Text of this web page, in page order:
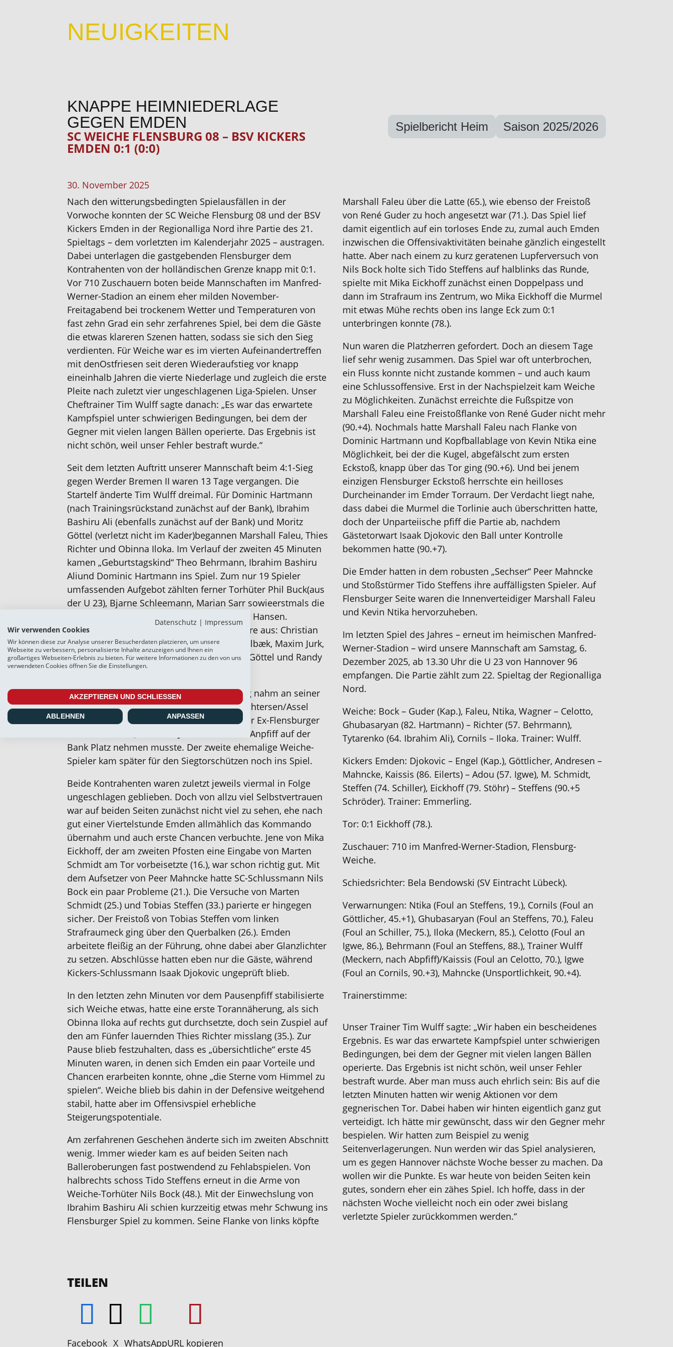
NEUIGKEITEN
KNAPPE HEIMNIEDERLAGE
GEGEN EMDEN
SC WEICHE FLENSBURG 08 – BSV KICKERS
EMDEN 0:1 (0:0)
Spielbericht Heim Saison 2025/2026
30. November 2025
Nach den witterungsbedingten Spielausfällen in der
Vorwoche konnten der SC Weiche Flensburg 08 und der BSV
Kickers Emden in der Regionalliga Nord ihre Partie des 21.
Spieltags– dem vorletzten im Kalenderjahr 2025 – austragen.
Dabei unterlagen die gastgebenden Flensburger dem
Kontrahenten von der holländischen Grenze knapp mit 0:1.
Vor710Zuschauern boten beide Mannschaften im Manfred-
Werner-Stadion an einem eher milden November-
Freitagabend beitrockenem Wetter und Temperaturen von
fast zehn Grad ein sehr zerfahrenes Spiel, bei dem die Gäste
die etwas klareren Szenen hatten, sodass sie sich den Sieg
verdienten. Für Weiche war es im vierten Aufeinandertreffen
mit denOstfriesen seit deren Wiederaufstieg vor knapp
eineinhalb Jahren die vierte Niederlage und zugleich die erste
Pleite nach zuletzt vier ungeschlagenen Liga-Spielen. Unser
Cheftrainer Tim Wulffsagte danach: „Es war das erwartete
Kampfspiel unter schwierigen Bedingungen, bei dem der
Gegner mit vielen langen Bällen operierte. Das Ergebnis ist
nicht schön, weil unser Fehler bestraft wurde.“
Seit dem letzten Auftritt unserer Mannschaft beim 4:1-Sieg
gegen Werder Bremen II waren 13 Tage vergangen. Die
Startelf änderte Tim Wulff dreimal. Für Dominic Hartmann
(nach Trainingsrückstandzunächst auf der Bank), Ibrahim
Bashiru Ali (ebenfallszunächst auf der Bank) und Moritz
Göttel (verletzt nicht im Kader)begannen Marshall Faleu, Thies
Richter und Obinna Iloka. Im Verlauf der zweiten 45 Minuten
kamen„Geburtstagskind“Theo Behrmann, Ibrahim Bashiru
Aliund Dominic Hartmann ins Spiel.Zum nur 19 Spieler
umfassendenAufgebot zählten ferner Torhüter Phil Buck(aus
der U 23), Bjarne Schleemann, Marian Sarr sowieerstmals die
beiden A-Junioren Hassan Jaber und Joshua Hansen.
Verletzungsbedingt fielen
gleich neun Akteure aus: Christian
Rust, Uchechi Duru, Torben Marten, Albæk, Maxim Jurk,
Sandro Plechaty,Alexander Laukart,Moritz Göttel und Randy
Gyamenah.
Emdens Verantwortlicher StefanEmmerling nahm an seiner
Anfangselfnach dem 2:2-Remis gegen Drochtersen/Assel
keine
nderungen vor.Damit begann der Ex-Flensburger
Marten Schmidt, während Julian Stöhr zum Anpfiff auf der
Bank Platz nehmen musste. Derzweite ehemalige Weiche-
Spieler kam später für den Siegtorschützen noch ins Spiel.
Beide Kontrahenten waren zuletzt jeweils viermal in Folge
ungeschlagen geblieben. Doch von allzu viel Selbstvertrauen
war auf beiden Seiten zunächst nicht viel zu sehen, ehe nach
gut einer Viertelstunde Emden allmählich das Kommando
übernahm und auch erste Chancen verbuchte. Jene von Mika
Eickhoff, der am zweiten Pfosten eine Eingabevon Marten
Schmidt am Tor vorbeisetzte (16.), war schon richtig gut. Mit
dem Aufsetzer von Peer Mahncke hatte SC-Schlussmann Nils
Bock ein paar Probleme (21.). Die Versuche von Marten
Schmidt (25.) und Tobias Steffen (33.) parierte er hingegen
sicher. Der Freistoß von Tobias Steffen vom linken
Strafraumeck ging über den Querbalken (26.). Emden
arbeitete fleißig an der Führung, ohne dabei aber Glanzlichter
zu setzen. Abschlüsse hatten eben nur die Gäste, während
Kickers-Schlussmann Isaak Djokovic ungeprüft blieb.
In den letzten zehn Minuten vor dem Pausenpfiff stabilisierte
sich Weiche etwas, hatte eine erste Torannäherung, als sich
Obinna Iloka auf rechts gut durchsetzte, doch sein Zuspiel auf
den am Fünfer lauernden Thies Richter misslang (35.). Zur
Pause blieb festzuhalten, dass es „übersichtliche“ erste 45
Minuten waren, in denen sich Emden ein paar Vorteile und
Chancen erarbeiten konnte, ohne „die Sterne vom Himmel zu
spielen“. Weiche blieb bis dahin in der Defensive weitgehend
stabil, hatte aber im Offensivspiel erhebliche
Steigerungspotentiale.
Am zerfahrenen Geschehen änderte sich im zweiten Abschnitt
wenig. Immer wieder kam es auf beiden Seiten nach
Balleroberungen fast postwendend zu Fehlabspielen. Von
halbrechts schoss Tido Steffens erneut in die Arme von
Weiche-Torhüter Nils Bock (48.). Mit der Einwechslung von
Ibrahim Bashiru Ali schien kurzzeitig etwas mehr Schwung ins
Flensburger Spiel zu kommen. Seine Flanke von links köpfte
Marshall Faleu über die Latte (65.), wie ebenso der Freistoß
von René Guder zu hoch angesetzt war (71.). Das Spiel lief
damit eigentlich auf ein torloses Ende zu, zumal auch Emden
inzwischen die Offensivaktivitäten beinahe gänzlich eingestellt
hatte. Aber nach einem zu kurz geratenen Lupferversuch von
Nils Bock holte sich Tido Steffens auf halblinks das Runde,
spielte mit Mika Eickhoff zunächst einen Doppelpass und
dann im Strafraum ins Zentrum, wo Mika Eickhoff die Murmel
mit etwas Mühe rechts oben ins lange Eck zum 0:1
unterbringen konnte (78.).
Nun waren die Platzherren gefordert. Doch an diesem Tage
lief sehr wenig zusammen. Das Spiel war oft unterbrochen,
ein Fluss konnte nicht zustande kommen – und auch kaum
eine Schlussoffensive. Erst in der Nachspielzeit kam Weiche
zu Möglichkeiten. Zunächst erreichte die Fußspitze von
Marshall Faleu eine Freistoßflanke von René Guder nicht mehr
(90.+4). Nochmals hatte Marshall Faleu nach Flanke von
Dominic Hartmann und Kopfballablage von Kevin Ntika eine
Möglichkeit, bei der die Kugel, abgefälscht zum ersten
Eckstoß, knapp über das Tor ging (90.+6). Und bei jenem
einzigen Flensburger Eckstoß herrschte ein heilloses
Durcheinander im Emder Torraum. Der Verdacht liegt nahe,
dass dabei die Murmel die Torlinie auch überschritten hatte,
doch der Unparteiische pfiff die Partie ab, nachdem
Gästetorwart Isaak Djokovic den Ball unter Kontrolle
bekommen hatte (90.+7).
Die Emder hatten in dem robusten „Sechser“ Peer Mahncke
und Stoßstürmer Tido Steffens ihre auffälligsten Spieler. Auf
Flensburger Seite waren die Innenverteidiger Marshall Faleu
und Kevin Ntika hervorzuheben.
Im letzten Spiel des Jahres – erneut im heimischen Manfred-
Werner-Stadion – wird unsere Mannschaft am Samstag, 6.
Dezember 2025, ab 13.30 Uhr die U 23 von Hannover 96
empfangen. Die Partie zählt zum 22. Spieltag der Regionalliga
Nord.
Weiche: Bock – Guder (Kap.), Faleu, Ntika, Wagner – Celotto,
Ghubasaryan (82. Hartmann) – Richter (57. Behrmann),
Tytarenko (64. Ibrahim Ali), Cornils – Iloka. Trainer: Wulff.
Kickers Emden: Djokovic – Engel (Kap.), Göttlicher, Andresen –
Mahncke, Kaissis (86. Eilerts) – Adou (57. Igwe), M. Schmidt,
Steffen (74. Schiller), Eickhoff(79. Stöhr) – Steffens (90.+5
Schröder). Trainer: Emmerling.
Tor: 0:1 Eickhoff(78.).
Zuschauer: 710 im Manfred-Werner-Stadion, Flensburg-
Weiche.
Schiedsrichter: Bela Bendowski (SV Eintracht Lübeck).
Verwarnungen: Ntika (Foul an Steffens, 19.), Cornils (Foul an
Göttlicher, 45.+1), Ghubasaryan (Foul an Steffens, 70.), Faleu
(Foul an Schiller, 75.), Iloka (Meckern, 85.), Celotto (Foul an
Igwe, 86.), Behrmann (Foul an Steffens, 88.), Trainer Wulff
(Meckern, nach Abpfiff)/Kaissis (Foul an Celotto, 70.), Igwe
(Foul an Cornils, 90.+3), Mahncke (Unsportlichkeit, 90.+4).
Trainerstimme:
Unser Trainer Tim Wulffsagte: „Wir haben ein bescheidenes
Ergebnis. Es war das erwartete Kampfspiel unter schwierigen
Bedingungen, bei dem der Gegner mit vielen langen Bällen
operierte. Das Ergebnis ist nicht schön, weil unser Fehler
bestraft wurde. Aber man muss auch ehrlich sein: Bis auf die
letzten Minuten hatten wir wenig Aktionen vor dem
gegnerischen Tor. Dabei haben wir hinten eigentlich ganz gut
verteidigt. Ich hätte mir gewünscht, dass wir den Gegner mehr
bespielen. Wir hatten zum Beispiel zu wenig
Seitenverlagerungen. Nun werden wir das Spiel analysieren,
um es gegen Hannover nächste Woche besser zu machen. Da
wollen wir die Punkte. Es war heute von beiden Seiten kein
gutes, sondern eher ein zähes Spiel. Ich hoffe, dass in der
nächsten Woche vielleicht noch ein oder zwei bislang
verletzte Spieler zurückkommen werden.“
TEILEN
Facebook X WhatsAppURL kopieren
Datenschutz | Impressum
Wir verwenden Cookies
Wir können diese zur Analyse unserer Besucherdaten platzieren, um unsere
Webseite zu verbessern, personalisierte Inhalte anzuzeigen und Ihnen ein
großartiges Webseiten-Erlebnis zu bieten. Für weitere Informationen zu den von uns
verwendeten Cookies öffnen Sie die Einstellungen.
AKZEPTIEREN UND SCHLIESSEN
ABLEHNEN ANPASSEN